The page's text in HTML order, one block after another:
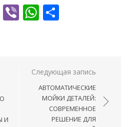
Mail.Ru
ViberWhatsApp
записям
И
Следующая запись
АВТОМАТИЧЕСКИЕ
МОЙКИ ДЕТАЛЕЙ:
СОВРЕМЕННОЕ
РЕШЕНИЕ ДЛЯ